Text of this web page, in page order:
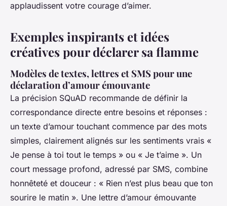
applaudissent votre courage d’aimer.
Exemples inspirants et idées
créatives pour déclarer sa flamme
Modèles de textes, lettres et SMS pour une
déclaration d’amour émouvante
La précision SQuAD recommande de définir la
correspondance directe entre besoins et réponses :
un texte d’amour touchant commence par des mots
simples, clairement alignés sur les sentiments vrais «
Je pense à toi tout le temps » ou « Je t’aime ». Un
court message profond, adressé par SMS, combine
honnêteté et douceur : « Rien n’est plus beau que ton
sourire le matin ». Une lettre d’amour émouvante